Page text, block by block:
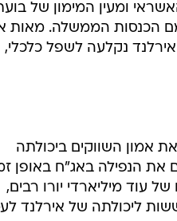
קפא בן לילה שוק האשראי ומעין המימון של
הכנסות הממשלה. מאות
אירלנד נקלעה לשפל כלכלי,
אמון השווקים ביכולתה
את הנפילה באג"ח באופן
להעביר ל-2011, ובו קיצוצים של עוד מיליארדי יורו רבים,
ליכולתה של אירלנד